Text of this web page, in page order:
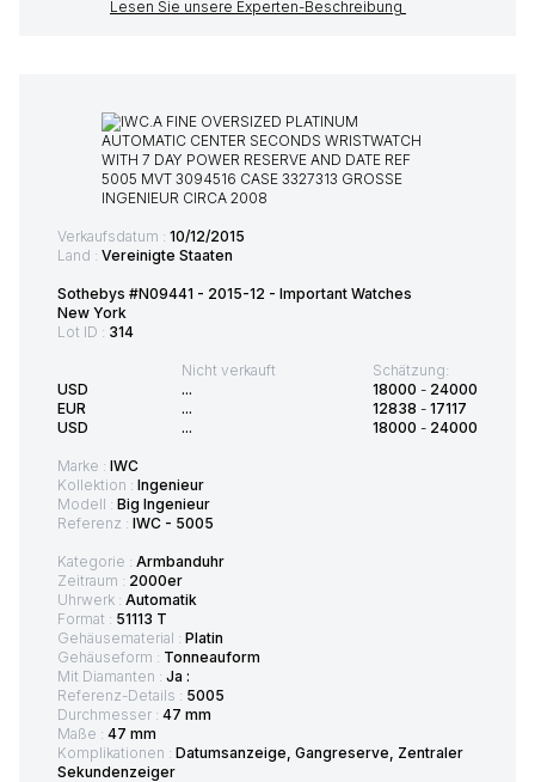
Lesen Sie unsere Experten-Beschreibung
Verkaufsdatum : 10/12/2015
Land : Vereinigte Staaten
Sothebys #N09441 - 2015-12 - Important Watches
New York
Lot ID : 314
USD
EUR
USD
Nicht verkauft
...
...
...
Schätzung:
18000 - 24000
12838 - 17117
18000 - 24000
Marke : IWC
Kollektion : Ingenieur
Modell : Big Ingenieur
Referenz : IWC - 5005
Kategorie : Armbanduhr
Zeitraum : 2000er
Uhrwerk : Automatik
Format : 51113 T
Gehäusematerial : Platin
Gehäuseform : Tonneauform
Mit Diamanten : Ja :
Referenz-Details : 5005
Durchmesser : 47 mm
Maße : 47 mm
Komplikationen : Datumsanzeige, Gangreserve, Zentraler
Sekundenzeiger